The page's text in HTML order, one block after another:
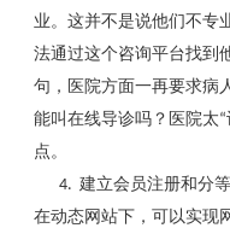
业。这并不是说他们不专
法通过这个咨询平台找到
句，医院方面一再要求病
能叫在线导诊吗？医院太“
点。
4. 建立会员注册和分
在动态网站下，可以实现